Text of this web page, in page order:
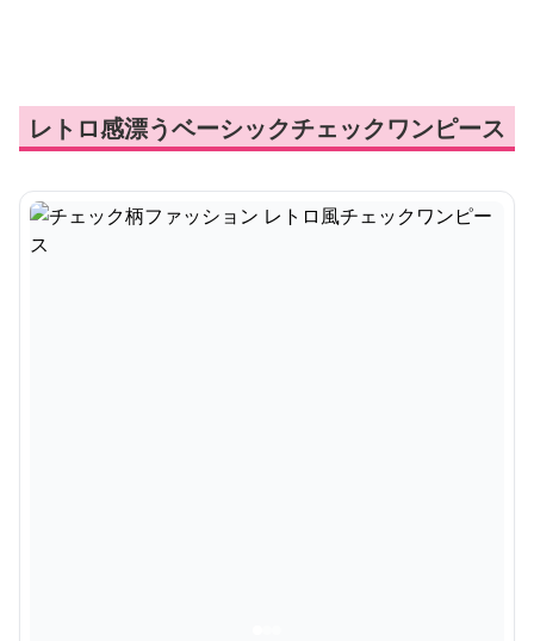
レトロ感漂うベーシックチェックワンピース